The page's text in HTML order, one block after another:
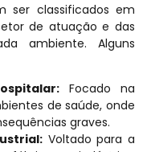
ser classificados em
de atuação e das
ambiente. Alguns
Focado na
de saúde, onde
graves.
Voltado para a